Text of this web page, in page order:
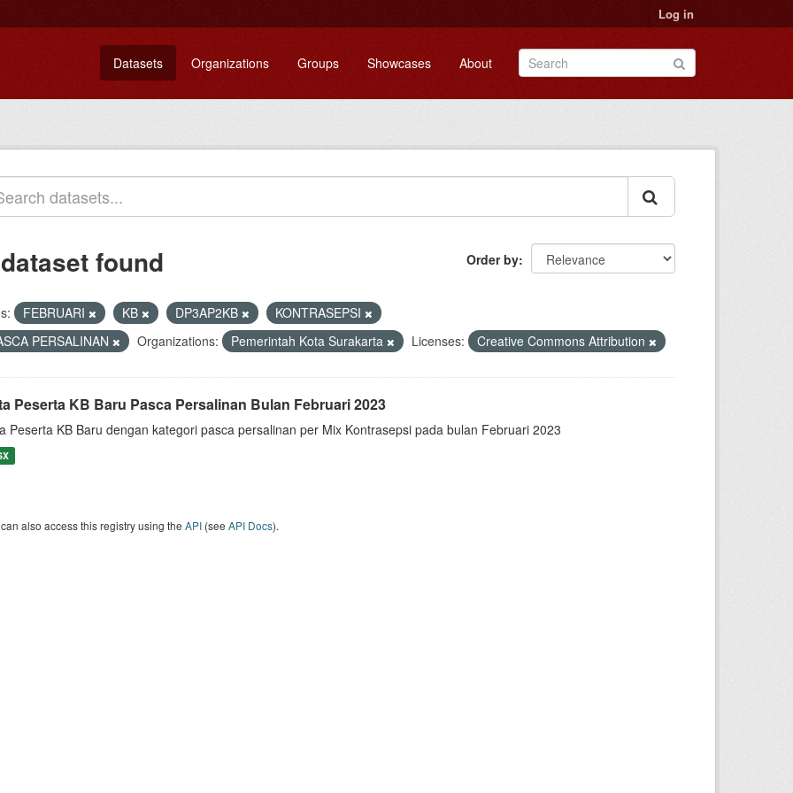
Log in
Datasets Organizations Groups Showcases About
Order by
found
FEBRUARI KB DP3AP2KB
KONTRASEPSI
PERSALINAN
Organizations: Pemerintah Kota Surakarta Licenses: Creative Commons Attribution
Peserta KB Baru Pasca Persalinan Bulan Februari 2023
Peserta KB Baru dengan kategori pasca persalinan per Mix Kontrasepsi pada bulan Februari 2023
also access this registry using the API (see API Docs).